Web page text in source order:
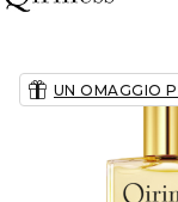
UN OMAGGIO